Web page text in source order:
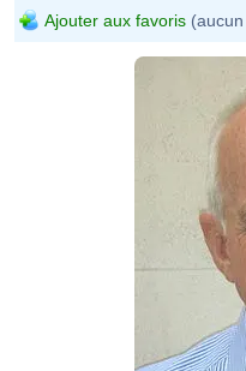
Ajouter aux favoris